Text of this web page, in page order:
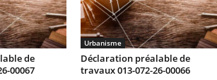
de
00067
Urbanisme
Déclaration préalable de
travaux 013-072-26-00066